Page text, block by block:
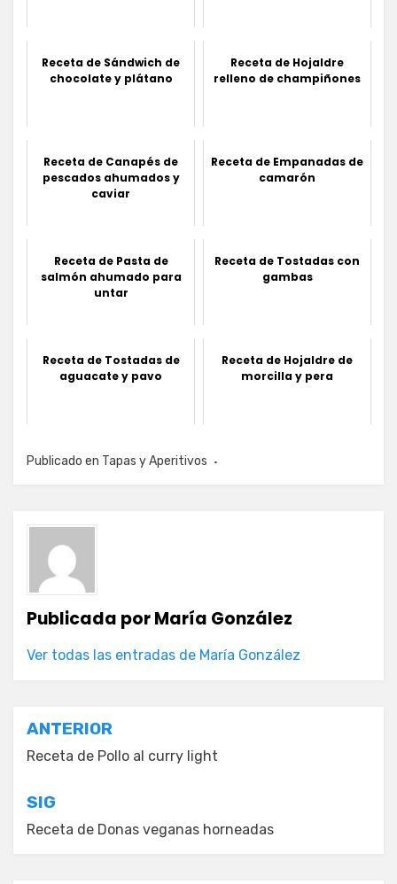
Receta de Sándwich de
chocolate y plátano
Receta de Hojaldre
relleno de champiñones
Receta de Canapés de
pescados ahumados y
caviar
Receta de Empanadas de
camarón
Receta de Pasta de
salmón ahumado para
untar
Receta de Tostadas con
gambas
Receta de Tostadas de
aguacate y pavo
Receta de Hojaldre de
morcilla y pera
Publicado en Tapas y Aperitivos
Publicada porMaría González
Ver todas las entradas de María González
Navegación
de
entradas
ANTERIOR
Receta de Pollo al curry light
SIG
Receta de Donas veganas horneadas